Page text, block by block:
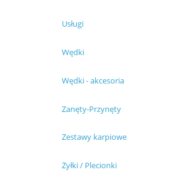
Usługi
Wędki
Wędki - akcesoria
Zanęty-Przynęty
Zestawy karpiowe
Żyłki / Plecionki